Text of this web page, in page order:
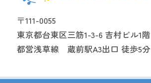
〒111-0055
東京都台東区三筋1-3-6 吉村ビル1階
都営浅草線 蔵前駅A3出口 徒歩5分